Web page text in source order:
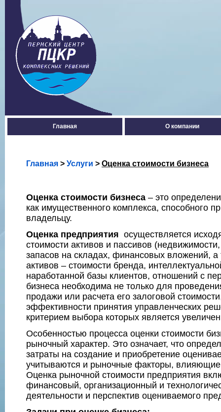
Главная О компании
Главная > Услуги > Оценка стоимости бизнеса
Оценка стоимости бизнеса – это
как имущественного комплекса, способного
владельцу.
Оценка предприятия осуществляется
стоимости активов и пассивов
запасов на складах, финансовых вложений,
активов – стоимости бренда,
наработанной базы клиентов, отношений с
бизнеса необходима не только для
продажи или расчета его залоговой
эффективности принятия управленческих
критерием выбора которых является
Особенностью процесса оценки стоимости
рыночный характер. Это означает, что
затраты на создание и приобретение
учитываются и рыночные факторы, влияющие
Оценка рыночной стоимости предприятия
финансовый, организационный и
деятельности и перспектив оцениваемого